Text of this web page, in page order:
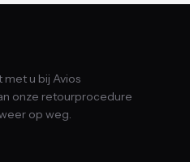
u bij Avios
onze retourprocedure
op weg.